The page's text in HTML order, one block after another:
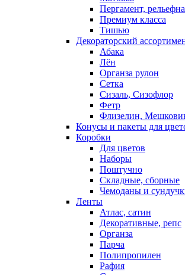
Пергамент,
Премиум класса
Тишью
Декораторский
Абака
Лён
Органза рулон
Сетка
Сизаль, Сизофлор
Фетр
Флизелин,
Конусы и пакеты для
Коробки
Для цветов
Наборы
Поштучно
Складные, сборные
Чемоданы и
Ленты
Атлас, сатин
Декоративные, репс
Органза
Парча
Полипропилен
Рафия